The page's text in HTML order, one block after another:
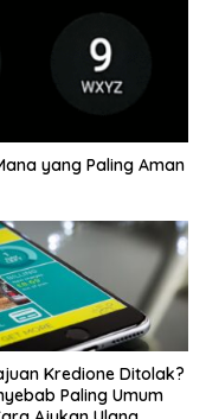
yang Paling Aman
Kredione Ditolak?
Paling Umum